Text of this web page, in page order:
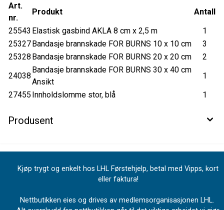
Art.
nr.
Produkt
Antall
25543 Elastisk gasbind AKLA 8 cm x 2,5 m
1
25327Bandasje brannskade FOR BURNS 10 x 10 cm
3
25328 Bandasje brannskade FOR BURNS 20 x 20 cm
2
24038
Bandasje brannskade FOR BURNS 30 x 40 cm
Ansikt
1
27455 Innholdslomme stor, blå 1
Produsent
Kjøp trygt og enkelt hos LHL Førstehjelp, betal med Vipps, kort
eller faktura!
Nettbutikken eies og drives av medlemsorganisasjonen LHL.